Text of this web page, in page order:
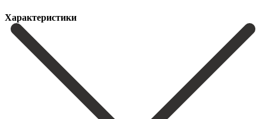
Характеристики